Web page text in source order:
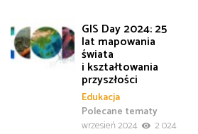
GIS Day 2024: 25
lat mapowania
świata
i kształtowania
przyszłości
Edukacja
Polecane tematy
wrzesień 2024
2 024